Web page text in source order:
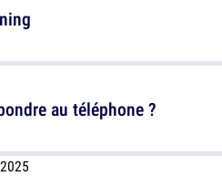
au téléphone ?